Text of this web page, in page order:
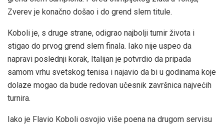
Zverev je konačno došao i do grend slem titule.
Koboli je, s druge strane, odigrao najbolji turnir života i
stigao do prvog grend slem finala. Iako nije uspeo da
napravi poslednji korak, Italijan je potvrdio da pripada
samom vrhu svetskog tenisa i najavio da bi u godinama koje
dolaze mogao da bude redovan učesnik završnica najvećih
turnira.
Iako je Flavio Koboli osvojio više poena na drugom servisu